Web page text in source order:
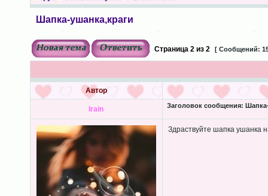
Шапка-ушанка,краги
Страница 2из 2 [ Сообщений:
Автор
lrain Заголовок сообщения:
Здраствуйте шапка ушанка